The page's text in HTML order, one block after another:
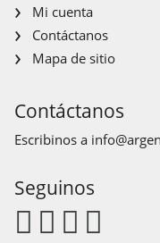
Mi cuenta
Contáctanos
Mapa de sitio
Contáctanos
Escribinos a
Seguinos